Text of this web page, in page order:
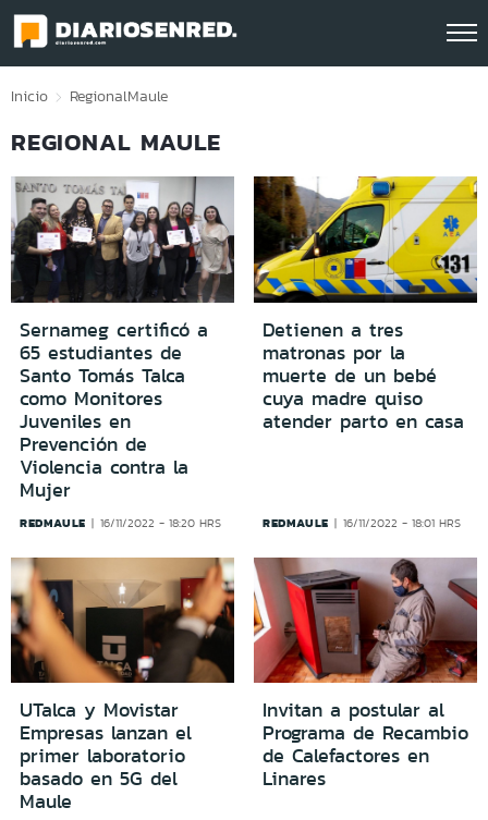
Click acá para ir directamente al contenido
Inicio RegionalMaule
REGIONAL MAULE
Sernameg certificó a
65 estudiantes de
Santo Tomás Talca
como Monitores
Juveniles en
Prevención de
Violencia contra la
Mujer
REDMAULE 16/11/2022 - 18:20 HRS
Detienen a tres
matronas por la
muerte de un bebé
cuya madre quiso
atender parto en casa
REDMAULE 16/11/2022 - 18:01 HRS
UTalca y Movistar
Empresas lanzan el
primer laboratorio
basado en 5G del
Maule
Invitan a postular al
Programa de Recambio
de Calefactores en
Linares